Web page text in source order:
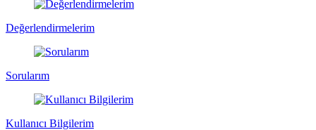
Değerlendirmelerim
Sorularım
Kullanıcı Bilgilerim